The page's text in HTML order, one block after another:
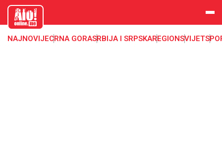
aloonline.
me
NAJNOVIJECRNA GORASRBIJA I SRPSKAREGIONSVIJET